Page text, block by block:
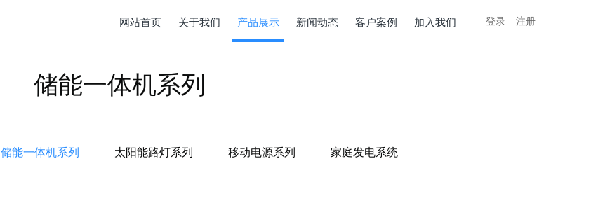
登录 注册
网站首页 关于我们 产品展示 新闻动态 客户案例 加入我们
储能一体机系列
储能一体机系列 太阳能路灯系列 移动电源系列 家庭发电系统